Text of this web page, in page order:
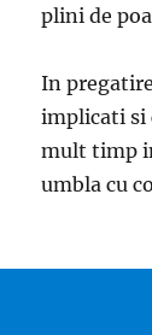
plini de
In
implicati si
mult timp
umbla cu